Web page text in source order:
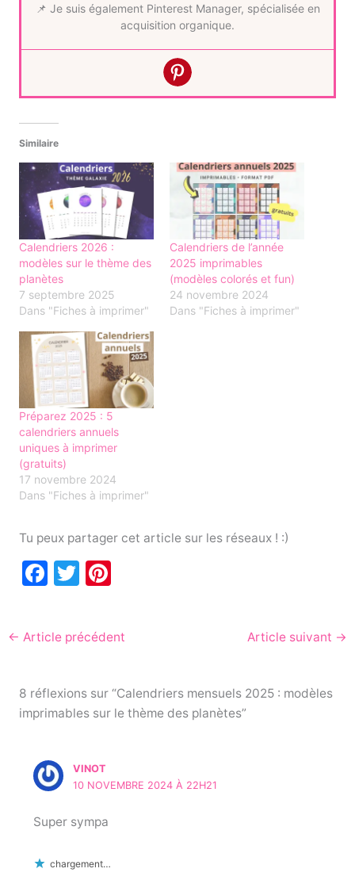
📌 Je suis également Pinterest Manager, spécialisée en
acquisition organique.
Similaire
Calendriers 2026 :
modèles sur le thème des
planètes
7 septembre 2025
Dans "Fiches à imprimer"
Calendriers de l’année
2025 imprimables
(modèles colorés et fun)
24 novembre 2024
Dans "Fiches à imprimer"
Préparez 2025 : 5
calendriers annuels
uniques à imprimer
(gratuits)
17 novembre 2024
Dans "Fiches à imprimer"
Tu peux partager cet article sur les réseaux ! :)
F
c
e
o
o
T
itt
er
Pi
e
← Article précédent Article suivant →
8 réflexions sur “Calendriers mensuels 2025 : modèles
imprimables sur le thème des planètes”
VINOT
10 NOVEMBRE 2024 À 22H21
Super sympa
chargement…